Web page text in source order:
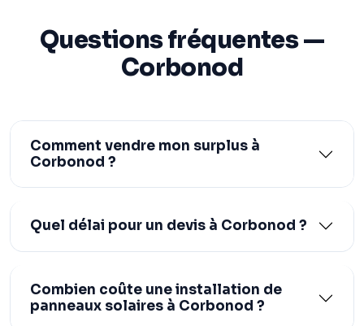
Questions fréquentes —
Corbonod
Comment vendre mon surplus à
Corbonod ?
Quel délai pour un devis à Corbonod ?
Combien coûte une installation de
panneaux solaires à Corbonod ?